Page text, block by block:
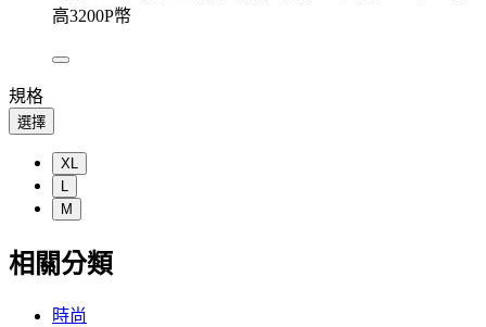
高3200P幣
規格
選擇
XL
L
M
相關分類
時尚